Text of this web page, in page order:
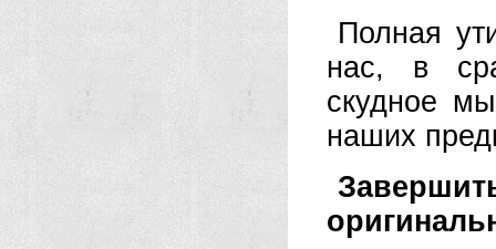
Полная
нас, в
скудное
наших